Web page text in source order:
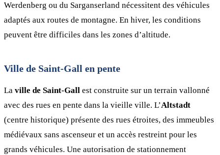
Werdenberg ou du Sarganserland nécessitent des véhicules
adaptés aux routes de montagne. En hiver, les conditions
peuvent être difficiles dans les zones d’altitude.
Ville de Saint-Gall en pente
La ville de Saint-Gall est construite sur un terrain vallonné
avec des rues en pente dans la vieille ville. L’Altstadt
(centre historique) présente des rues étroites, des immeubles
médiévaux sans ascenseur et un accès restreint pour les
grands véhicules. Une autorisation de stationnement